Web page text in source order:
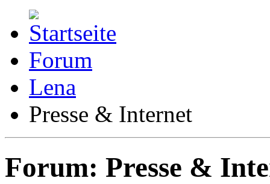
Forum
Lena
Presse & Internet
Forum: Presse &